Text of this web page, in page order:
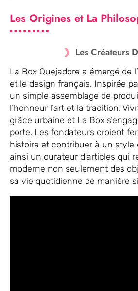
Les Origines et La
Les Créateurs
La Box Quejadore a émergé de
et le design français. Inspirée
un simple assemblage de
l’honneur l’art et la tradition.
grâce urbaine et La Box
porte. Les fondateurs croient
histoire et contribuer à un style
ainsi un curateur d’articles qui
moderne non seulement des
sa vie quotidienne de manière